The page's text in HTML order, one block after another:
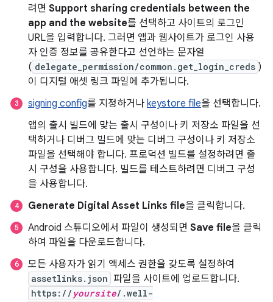
려면 Support sharing credentials between the
app and the website를 선택하고 사이트의 로그인
URL을 입력합니다. 그러면 앱과 웹사이트가 로그인 사용
자 인증 정보를 공유한다고 선언하는 문자열
( delegate_permission/common.get_login_creds )
이 디지털 애셋 링크 파일에 추가됩니다.
signing config를 지정하거나 keystore file을 선택합니다.
앱의 출시 빌드에 맞는 출시 구성이나 키 저장소 파일을 선
택하거나 디버그 빌드에 맞는 디버그 구성이나 키 저장소
파일을 선택해야 합니다. 프로덕션 빌드를 설정하려면 출
시 구성을 사용합니다. 빌드를 테스트하려면 디버그 구성
을 사용합니다.
Generate Digital Asset Links file을 클릭합니다.
Android 스튜디오에서 파일이 생성되면 Save file을 클릭
하여 파일을 다운로드합니다.
모든 사용자가 읽기 액세스 권한을 갖도록 설정하여
assetlinks.json 파일을 사이트에 업로드합니다.
https:// yoursite/.well-